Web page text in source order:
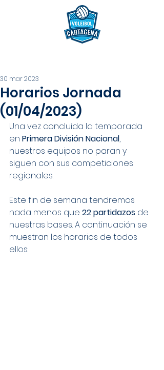
Horarios Jornada
(01/04/2023)
30 mar 2023
Una vez concluida la temporada
en Primera División Nacional,
nuestros equipos no paran y
siguen con sus competiciones
regionales.
Este fin de semana tendremos
nada menos que 22 partidazos de
nuestras bases. A continuación se
muestran los horarios de todos
ellos: